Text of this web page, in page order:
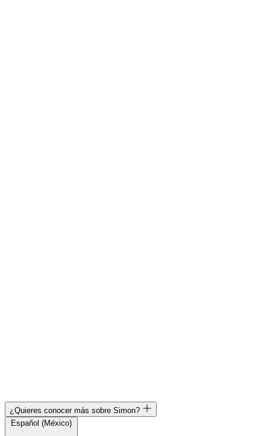
¿Quieres conocer más sobre Simon?